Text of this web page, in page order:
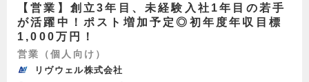
【営業】創立3年目、未経験入社1年目の若手
が活躍中！ポスト増加予定◎初年度年収目標
1,000万円！
営業（個人向け）
リヴウェル株式会社